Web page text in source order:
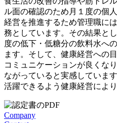
ル面の確認のため月１度の個
経営を推進するため管理職に
務としています。その結果と
度の低下・低糖分の飲料水へ
ます。そして、健康経営への
コミュニケーションが良くな
ながっていると実感していま
活躍できるよう健康経営によ
Company